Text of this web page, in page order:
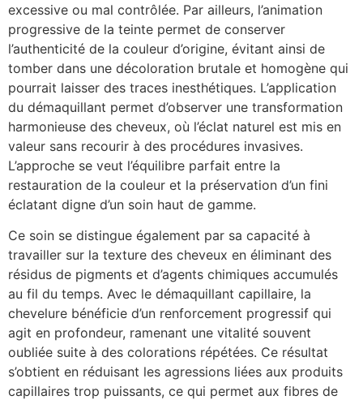
excessive ou mal contrôlée. Par ailleurs, l’animation
progressive de la teinte permet de conserver
l’authenticité de la couleur d’origine, évitant ainsi de
tomber dans une décoloration brutale et homogène qui
pourrait laisser des traces inesthétiques. L’application
du démaquillant permet d’observer une transformation
harmonieuse des cheveux, où l’éclat naturel est mis en
valeur sans recourir à des procédures invasives.
L’approche se veut l’équilibre parfait entre la
restauration de la couleur et la préservation d’un fini
éclatant digne d’un soin haut de gamme.
Ce soin se distingue également par sa capacité à
travailler sur la texture des cheveux en éliminant des
résidus de pigments et d’agents chimiques accumulés
au fil du temps. Avec le démaquillant capillaire, la
chevelure bénéficie d’un renforcement progressif qui
agit en profondeur, ramenant une vitalité souvent
oubliée suite à des colorations répétées. Ce résultat
s’obtient en réduisant les agressions liées aux produits
capillaires trop puissants, ce qui permet aux fibres de